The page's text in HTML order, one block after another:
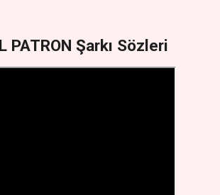
PATRON Şarkı Sözleri